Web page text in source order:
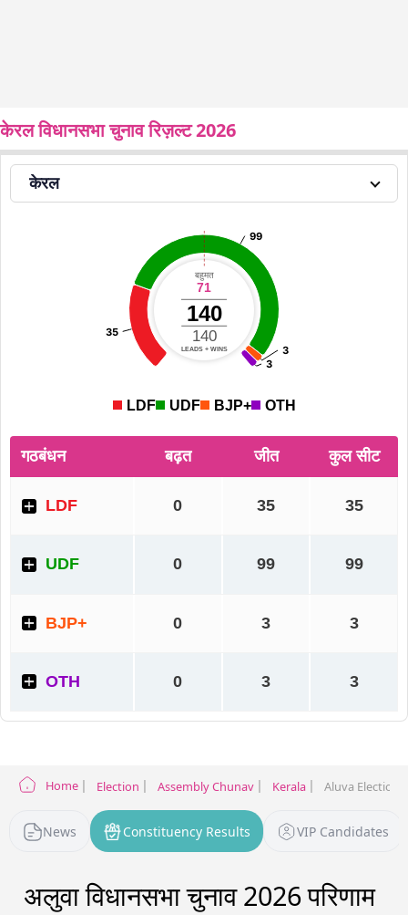
केरल विधानसभा चुनाव रिज़ल्ट 2026
Home Election Assembly Chunav Kerala Aluva Election
News Constituency Results VIP Candidates
अलुवा विधानसभा चुनाव 2026 परिणाम